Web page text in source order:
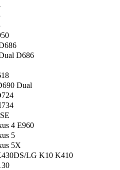
D686
Dual
4 E960
5
5X
LG K10 K410